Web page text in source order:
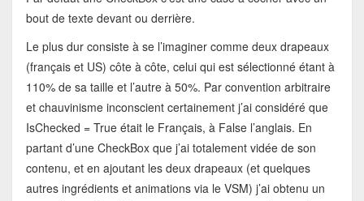
bout de texte devant ou derrière.
Le plus dur consiste à se l’imaginer comme deux drapeaux
(français et US) côte à côte, celui qui est sélectionné étant à
110% de sa taille et l’autre à 50%. Par convention arbitraire
et chauvinisme inconscient certainement j’ai considéré que
IsChecked = True était le Français, à False l’anglais. En
partant d’une CheckBox que j’ai totalement vidée de son
contenu, et en ajoutant les deux drapeaux (et quelques
autres ingrédients et animations via le VSM) j’ai obtenu un